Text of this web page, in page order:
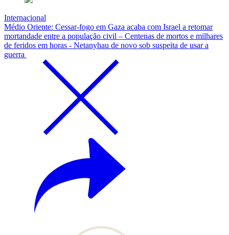
Internacional
Médio Oriente: Cessar-fogo em Gaza acaba com Israel a retomar
mortandade entre a população civil – Centenas de mortos e milhares
de feridos em horas - Netanyhau de novo sob suspeita de usar a
guerra